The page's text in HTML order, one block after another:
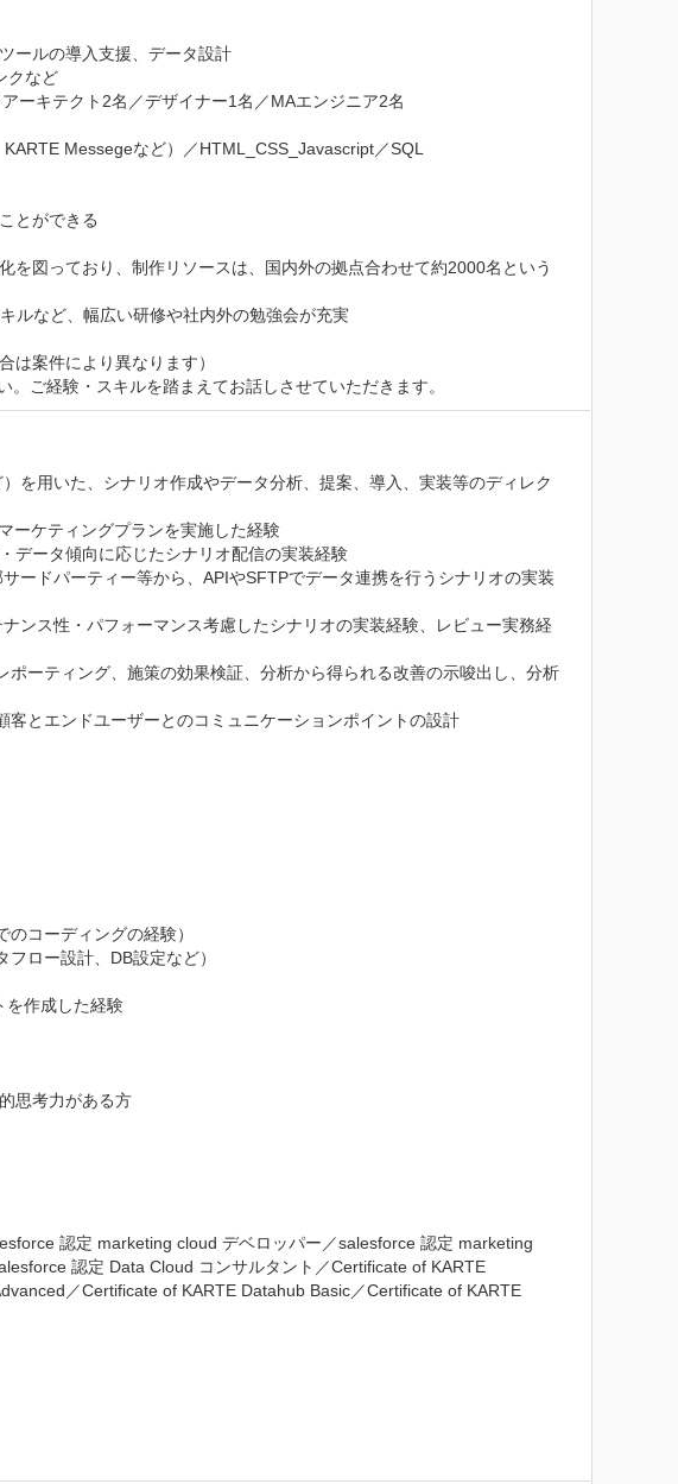
ールの導入支援、データ設計
クなど
ーキテクト2名／デザイナー1名／MAエンジニア2名
Messegeなど）／HTML_CSS_Javascript／SQL
とができる
を図っており、制作リソースは、国内外の拠点合わせて約2000名という
ルなど、幅広い研修や社内外の勉強会が充実
案件により異なります）
ご経験・スキルを踏まえてお話しさせていただきます。
を用いた、シナリオ作成やデータ分析、提案、導入、実装等のディレク
ーケティングプランを実施した経験
データ傾向に応じたシナリオ配信の実装経験
ードパーティー等から、APIやSFTPでデータ連携を行うシナリオの実装
ンス性・パフォーマンス考慮したシナリオの実装経験、レビュー実務経
ポーティング、施策の効果検証、分析から得られる改善の示唆出し、分析
客とエンドユーザーとのコミュニケーションポイントの設計
コーディングの経験）
ロー設計、DB設定など）
を作成した経験
思考力がある方
認定 marketing cloud デベロッパー／salesforce 認定 marketing
認定 Data Cloud コンサルタント／Certificate of KARTE
／Certificate of KARTE Datahub Basic／Certificate of KARTE